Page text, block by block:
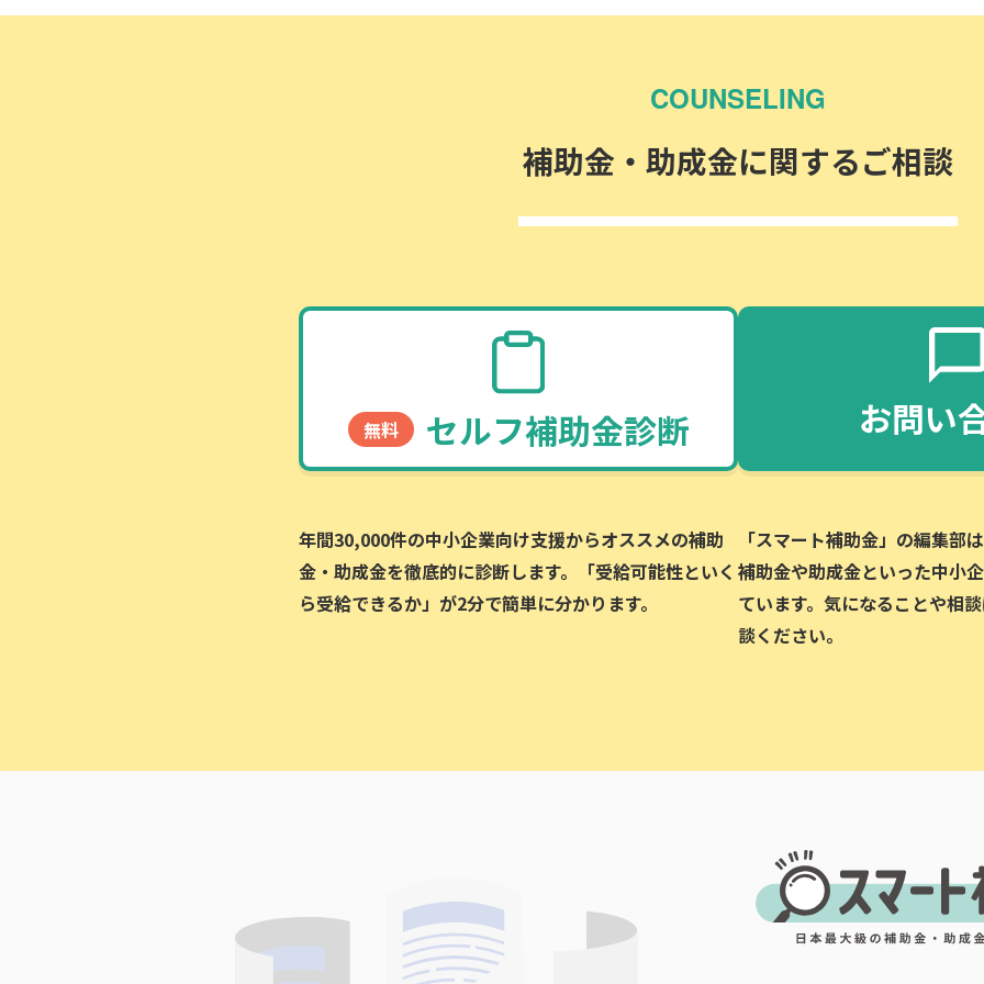
COUNSELING
補助金・助成金に関するご相談
無料 セルフ補助金診断
年間30,000件の中小企業向け支援からオススメの補助
金・助成金を徹底的に診断します。「受給可能性といく
ら受給できるか」が2分で簡単に分かります。
お問い
「スマート補助金」の編集部
補助金や助成金といった中小
ています。気になることや相
談ください。